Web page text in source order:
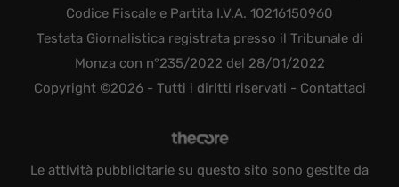
Codice Fiscale e Partita I.V.A. 10216150960
Testata Giornalistica registrata presso il Tribunale di
Monza con n°235/2022 del 28/01/2022
Copyright ©2026 - Tutti i diritti riservati - Contattaci
Le attività pubblicitarie su questo sito sono gestite da